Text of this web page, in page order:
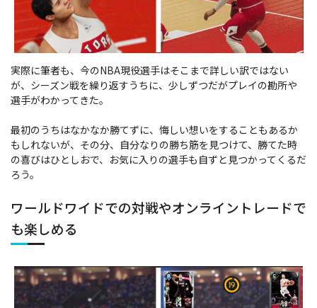
実際に筆者も、今のNBA現役選手はそこまで詳しい訳ではない
が、シーズン戦を繰り返すうちに、少しずつだがプレイの勘所や
選手がわかってきた。
最初のうちはなかなか勝てずに、悔しい想いをすることもあるか
もしれないが、その分、自分なりの勝ち筋を見つけて、勝てた時
の喜びはひとしおで、お気に入りの選手も自ずと見つかってくるだ
ろう。
ワールドワイドでの対戦やオンライントレードで
も楽しめる